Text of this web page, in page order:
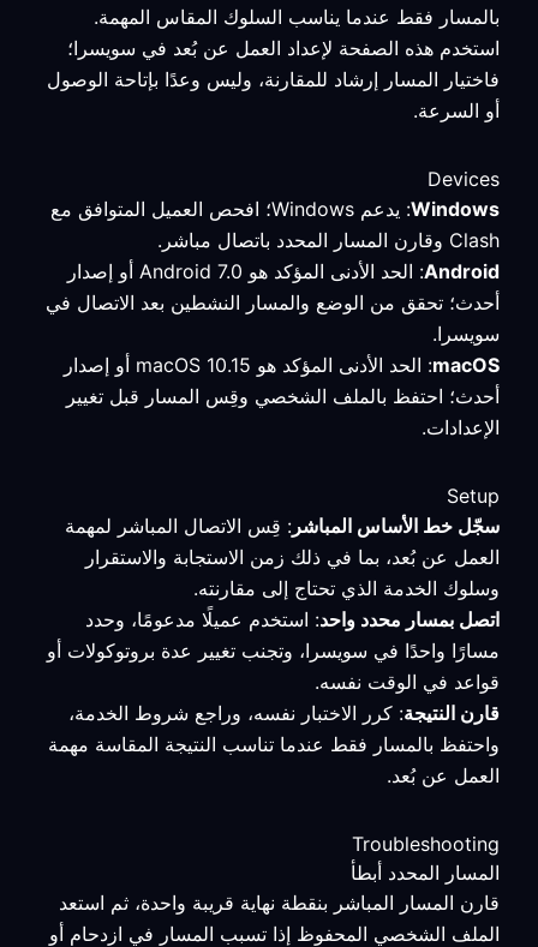
بالمسار فقط عندما يناسب السلوك المقاس المهمة.
استخدم هذه الصفحة لإعداد العمل عن بُعد في سويسرا؛
فاختيار المسار إرشاد للمقارنة، وليس وعدًا بإتاحة الوصول
أو السرعة.
Devices
Windows
: يدعم Windows؛ افحص العميل المتوافق مع
Clash وقارن المسار المحدد باتصال مباشر.
Android
: الحد الأدنى المؤكد هو Android 7.0 أو إصدار
أحدث؛ تحقق من الوضع والمسار النشطين بعد الاتصال في
سويسرا.
macOS
: الحد الأدنى المؤكد هو macOS 10.15 أو إصدار
أحدث؛ احتفظ بالملف الشخصي وقِس المسار قبل تغيير
الإعدادات.
Setup
سجّل خط الأساس المباشر : قِس الاتصال المباشر لمهمة
العمل عن بُعد، بما في ذلك زمن الاستجابة والاستقرار
وسلوك الخدمة الذي تحتاج إلى مقارنته.
اتصل بمسار محدد واحد: استخدم عميلًا مدعومًا، وحدد
مسارًا واحدًا في سويسرا، وتجنب تغيير عدة بروتوكولات أو
قواعد في الوقت نفسه.
قارن النتيجة: كرر الاختبار نفسه، وراجع شروط الخدمة،
واحتفظ بالمسار فقط عندما تناسب النتيجة المقاسة مهمة
العمل عن بُعد.
Troubleshooting
المسار المحدد أبطأ
قارن المسار المباشر بنقطة نهاية قريبة واحدة، ثم استعد
الملف الشخصي المحفوظ إذا تسبب المسار في ازدحام أو